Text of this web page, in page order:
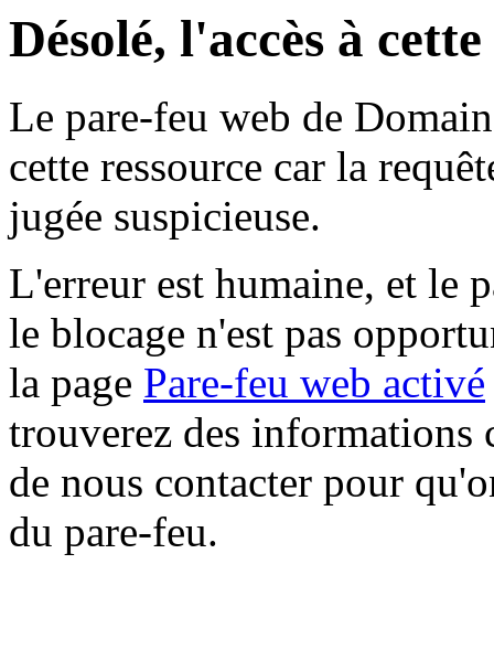
Désolé, l'accès à
Le pare-feu web de
cette ressource car la
jugée suspicieuse.
L'erreur est humaine, et le
le blocage n'est pas
la page Pare-feu web activé
trouverez des informations
de nous contacter pour
du pare-feu.